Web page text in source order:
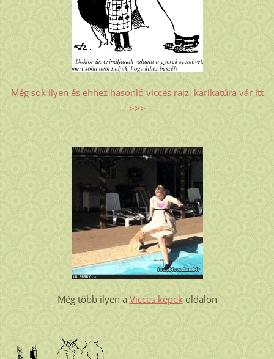
Még sok ilyen és ehhez hasonló vicces rajz, karikatúra vár itt
>>>
Még több ilyen a Vicces képekoldalon